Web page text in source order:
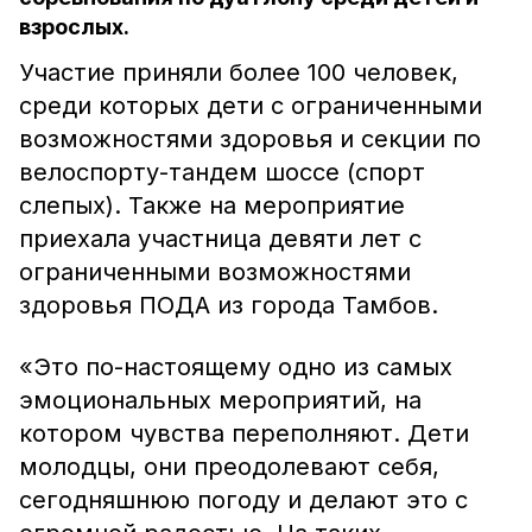
взрослых.
Участие приняли более 100 человек,
среди которых дети с ограниченными
возможностями здоровья и секции по
велоспорту-тандем шоссе (спорт
слепых). Также на мероприятие
приехала участница девяти лет с
ограниченными возможностями
здоровья ПОДА из города Тамбов.
«Это по-настоящему одно из самых
эмоциональных мероприятий, на
котором чувства переполняют. Дети
молодцы, они преодолевают себя,
сегодняшнюю погоду и делают это с